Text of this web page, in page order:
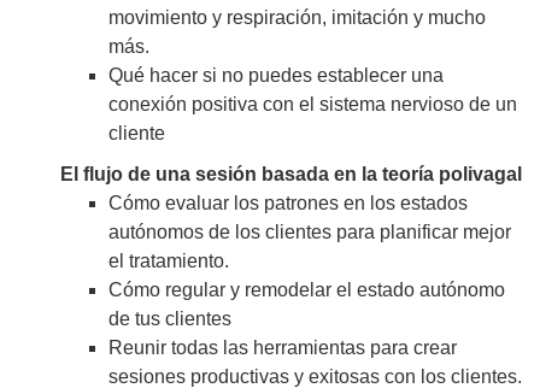
movimiento y respiración, imitación y mucho
más.
Qué hacer si no puedes establecer una
conexión positiva con el sistema nervioso de un
cliente
El flujo de una sesión basada en la teoría polivagal
Cómo evaluar los patrones en los estados
autónomos de los clientes para planificar mejor
el tratamiento.
Cómo regular y remodelar el estado autónomo
de tus clientes
Reunir todas las herramientas para crear
sesiones productivas y exitosas con los clientes.